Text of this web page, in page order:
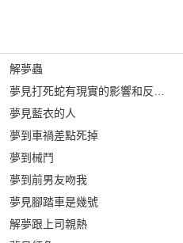
解夢蟲
夢見打死蛇有現實的影響和反應嗎?
夢見藍衣的人
夢到車禍差點死掉
夢到械鬥
夢到前男友吻我
夢見腳踏車是幾號
解夢跟上司親熱